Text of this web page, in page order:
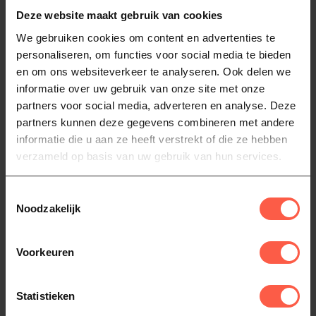
Deze website maakt gebruik van cookies
We gebruiken cookies om content en advertenties te
personaliseren, om functies voor social media te bieden
en om ons websiteverkeer te analyseren. Ook delen we
informatie over uw gebruik van onze site met onze
partners voor social media, adverteren en analyse. Deze
partners kunnen deze gegevens combineren met andere
informatie die u aan ze heeft verstrekt of die ze hebben
verzameld op basis van uw gebruik van hun services.
Noodzakelijk
Voorkeuren
Statistieken
BSTRD
Pizzasteen
Bak knapperige Italiaanse
pizza’s op je kamado met
The Bastard pizzasteen.
Gemaa...
BSTRD
Pizzaschep
Bestel de Bastard pizza
schep en maak heerlijke
pizza's. Blad maat is 31 cm
en d...